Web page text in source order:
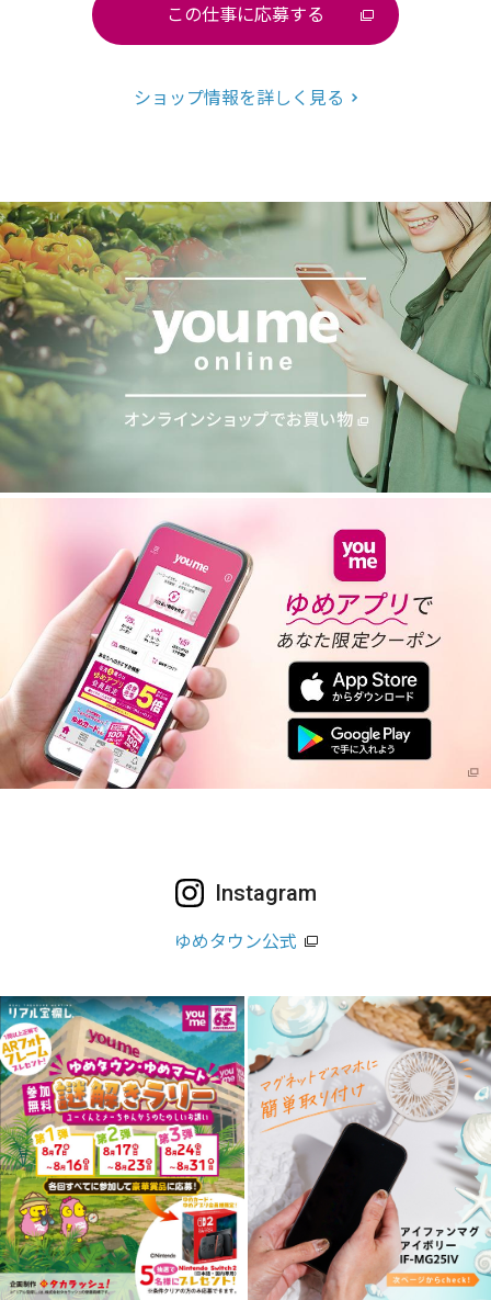
この仕事に応募する
ショップ情報を詳しく見る
Instagram
ゆめタウン公式